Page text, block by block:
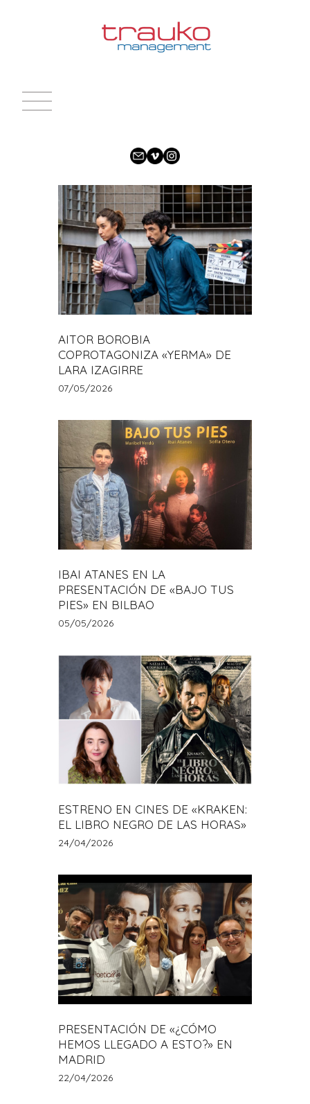
AITOR BOROBIA
COPROTAGONIZA «YERMA» DE
LARA IZAGIRRE
07/05/2026
IBAI ATANES EN LA
PRESENTACIÓN DE «BAJO TUS
PIES» EN BILBAO
05/05/2026
ESTRENO EN CINES DE «KRAKEN:
EL LIBRO NEGRO DE LAS HORAS»
24/04/2026
PRESENTACIÓN DE «¿CÓMO
HEMOS LLEGADO A ESTO?» EN
MADRID
22/04/2026